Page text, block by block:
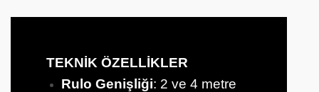
TEKNİK ÖZELLİKLER
Rulo Genişliği: 2 ve 4 metre